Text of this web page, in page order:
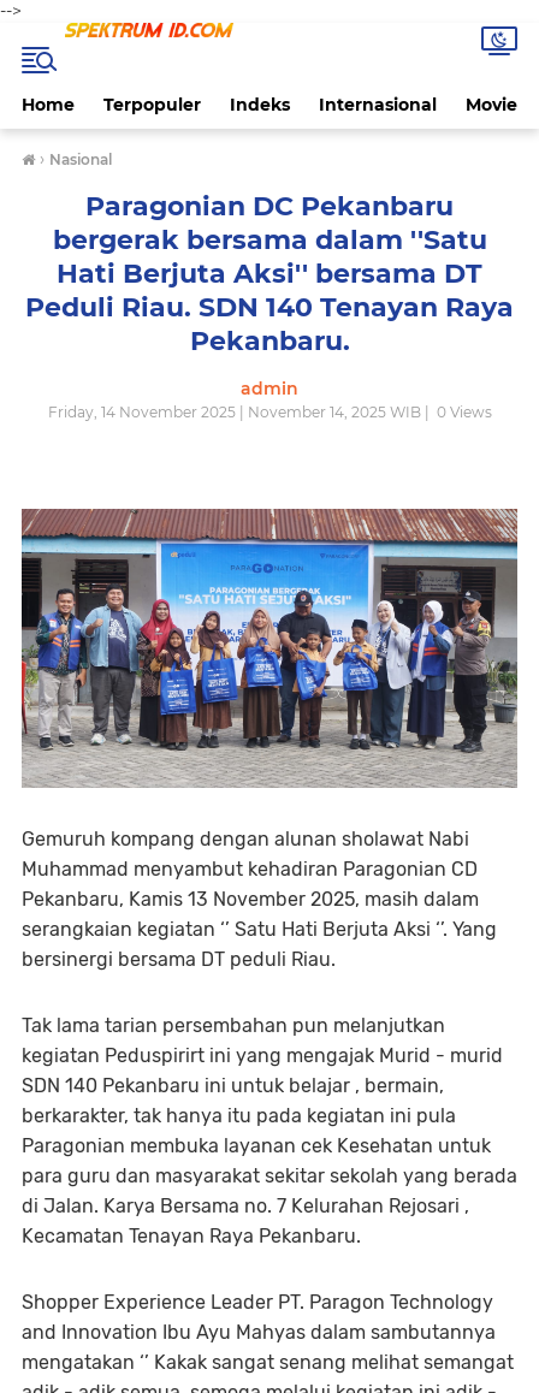
-->
Home Terpopuler Indeks Internasional Movie
› Nasional
Paragonian DC Pekanbaru
bergerak bersama dalam ''Satu
Hati Berjuta Aksi'' bersama DT
Peduli Riau. SDN 140 Tenayan Raya
Pekanbaru.
admin
Friday, 14 November 2025 | November 14, 2025 WIB | 0Views
Gemuruh kompang dengan alunan sholawat Nabi
Muhammad menyambut kehadiran Paragonian CD
Pekanbaru, Kamis 13 November 2025, masih dalam
serangkaian kegiatan ‘’ Satu Hati Berjuta Aksi ‘’. Yang
bersinergi bersama DT peduli Riau.
Tak lama tarian persembahan pun melanjutkan
kegiatan Peduspirirt ini yang mengajak Murid - murid
SDN 140 Pekanbaru ini untuk belajar , bermain,
berkarakter, tak hanya itu pada kegiatan ini pula
Paragonian membuka layanan cek Kesehatan untuk
para guru dan masyarakat sekitar sekolah yang berada
di Jalan. Karya Bersama no. 7 Kelurahan Rejosari ,
Kecamatan Tenayan Raya Pekanbaru.
Shopper Experience Leader PT. Paragon Technology
and Innovation Ibu Ayu Mahyas dalam sambutannya
mengatakan ‘’ Kakak sangat senang melihat semangat